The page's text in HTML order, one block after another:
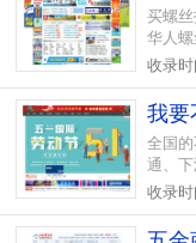
买螺
华人
上贸
牌。主
收录
我要
全国
通、
个不
收录